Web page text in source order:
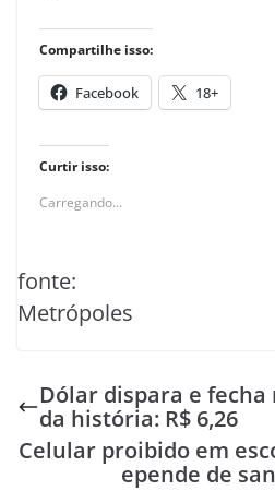
Compartilhe isso:
Facebook 18+
Curtir isso:
Carregando...
fonte:
Metrópoles
Dólar dispara e
da história: R$ 6,26
Celular proibido em
epende de